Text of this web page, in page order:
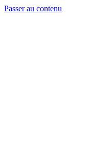
Passer au contenu